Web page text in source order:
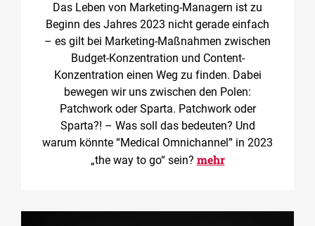
Das Leben von Marketing-Managern ist zu
Beginn des Jahres 2023 nicht gerade einfach
– es gilt bei Marketing-Maßnahmen zwischen
Budget-Konzentration und Content-
Konzentration einen Weg zu finden. Dabei
bewegen wir uns zwischen den Polen:
Patchwork oder Sparta. Patchwork oder
Sparta?! – Was soll das bedeuten? Und
warum könnte “Medical Omnichannel” in 2023
„the way to go“ sein? mehr